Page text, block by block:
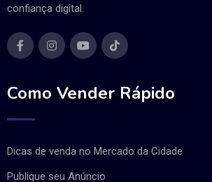
confiança digital.
Como Vender Rápido
Dicas de venda no Mercado da Cidade
Publique seu Anúncio